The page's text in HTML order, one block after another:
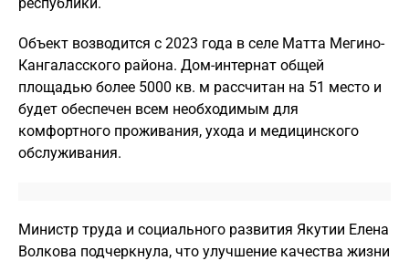
Объект возводится с 2023 года в селе Матта Мегино-
Кангаласского района. Дом-интернат общей
площадью более 5000 кв. м рассчитан на 51 место и
будет обеспечен всем необходимым для
комфортного проживания, ухода и медицинского
обслуживания.
Министр труда и социального развития Якутии Елена
Волкова подчеркнула, что улучшение качества жизни